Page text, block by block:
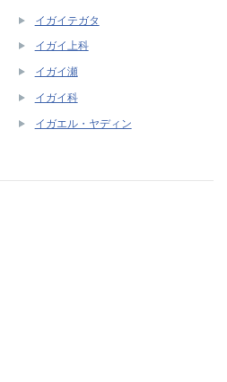
イガイテガタ
イガイ上科
イガイ瀬
イガイ科
イガエル・ヤディン